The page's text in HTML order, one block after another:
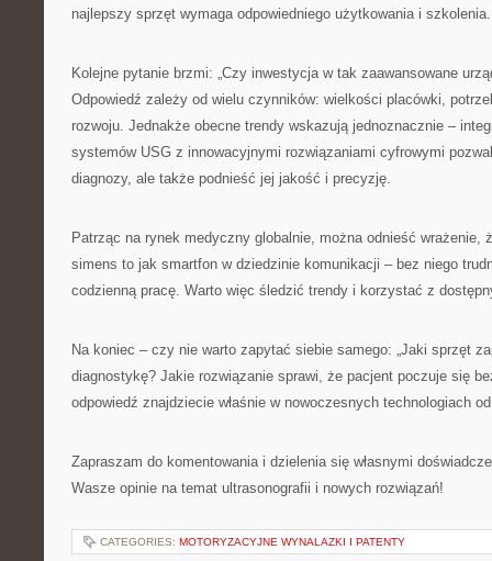
najlepszy sprzęt wymaga odpowiedniego użytkowania i szkolenia.
Kolejne pytanie brzmi: „Czy inwestycja w tak zaawansowane
Odpowiedź zależy od wielu czynników: wielkości placówki,
rozwoju. Jednakże obecne trendy wskazują jednoznacznie –
systemów USG z innowacyjnymi rozwiązaniami cyfrowymi
diagnozy, ale także podnieść jej jakość i precyzję.
Patrząc na rynek medyczny globalnie, można odnieść wrażenie,
simens to jak smartfon w dziedzinie komunikacji – bez niego
codzienną pracę. Warto więc śledzić trendy i korzystać z
Na koniec – czy nie warto zapytać siebie samego: „Jaki sprzęt
diagnostykę? Jakie rozwiązanie sprawi, że pacjent poczuje się
odpowiedź znajdziecie właśnie w nowoczesnych technologiach
Zapraszam do komentowania i dzielenia się własnymi
Wasze opinie na temat ultrasonografii i nowych rozwiązań!
CATEGORIES: MOTORYZACYJNE WYNALAZKI I PATENTY